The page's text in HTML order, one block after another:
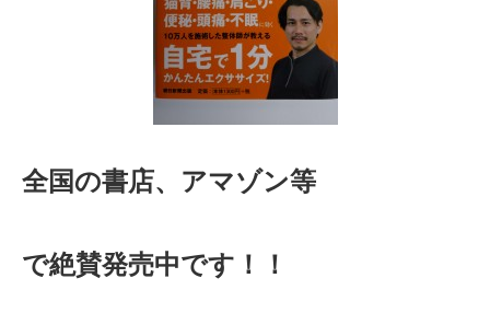
全国の書店、アマゾン等
で絶賛発売中です！！